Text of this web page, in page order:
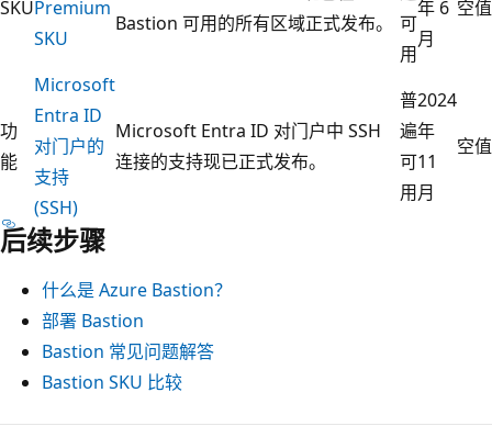
SKUPremium
SKU
Bastion 可用的所有区域正式发布。
可
用
年 6
月
空值
功
能
Microsoft
Entra ID
对门户的
支持
(SSH)
Microsoft Entra ID 对门户中 SSH
连接的支持现已正式发布。
普
遍
可
用
2024
年
11
月
空值
后续步骤
什么是 Azure Bastion？
部署 Bastion
Bastion 常见问题解答
Bastion SKU 比较